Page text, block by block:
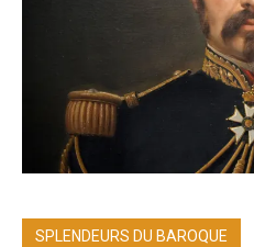
SPLENDEURS DU BAROQUE